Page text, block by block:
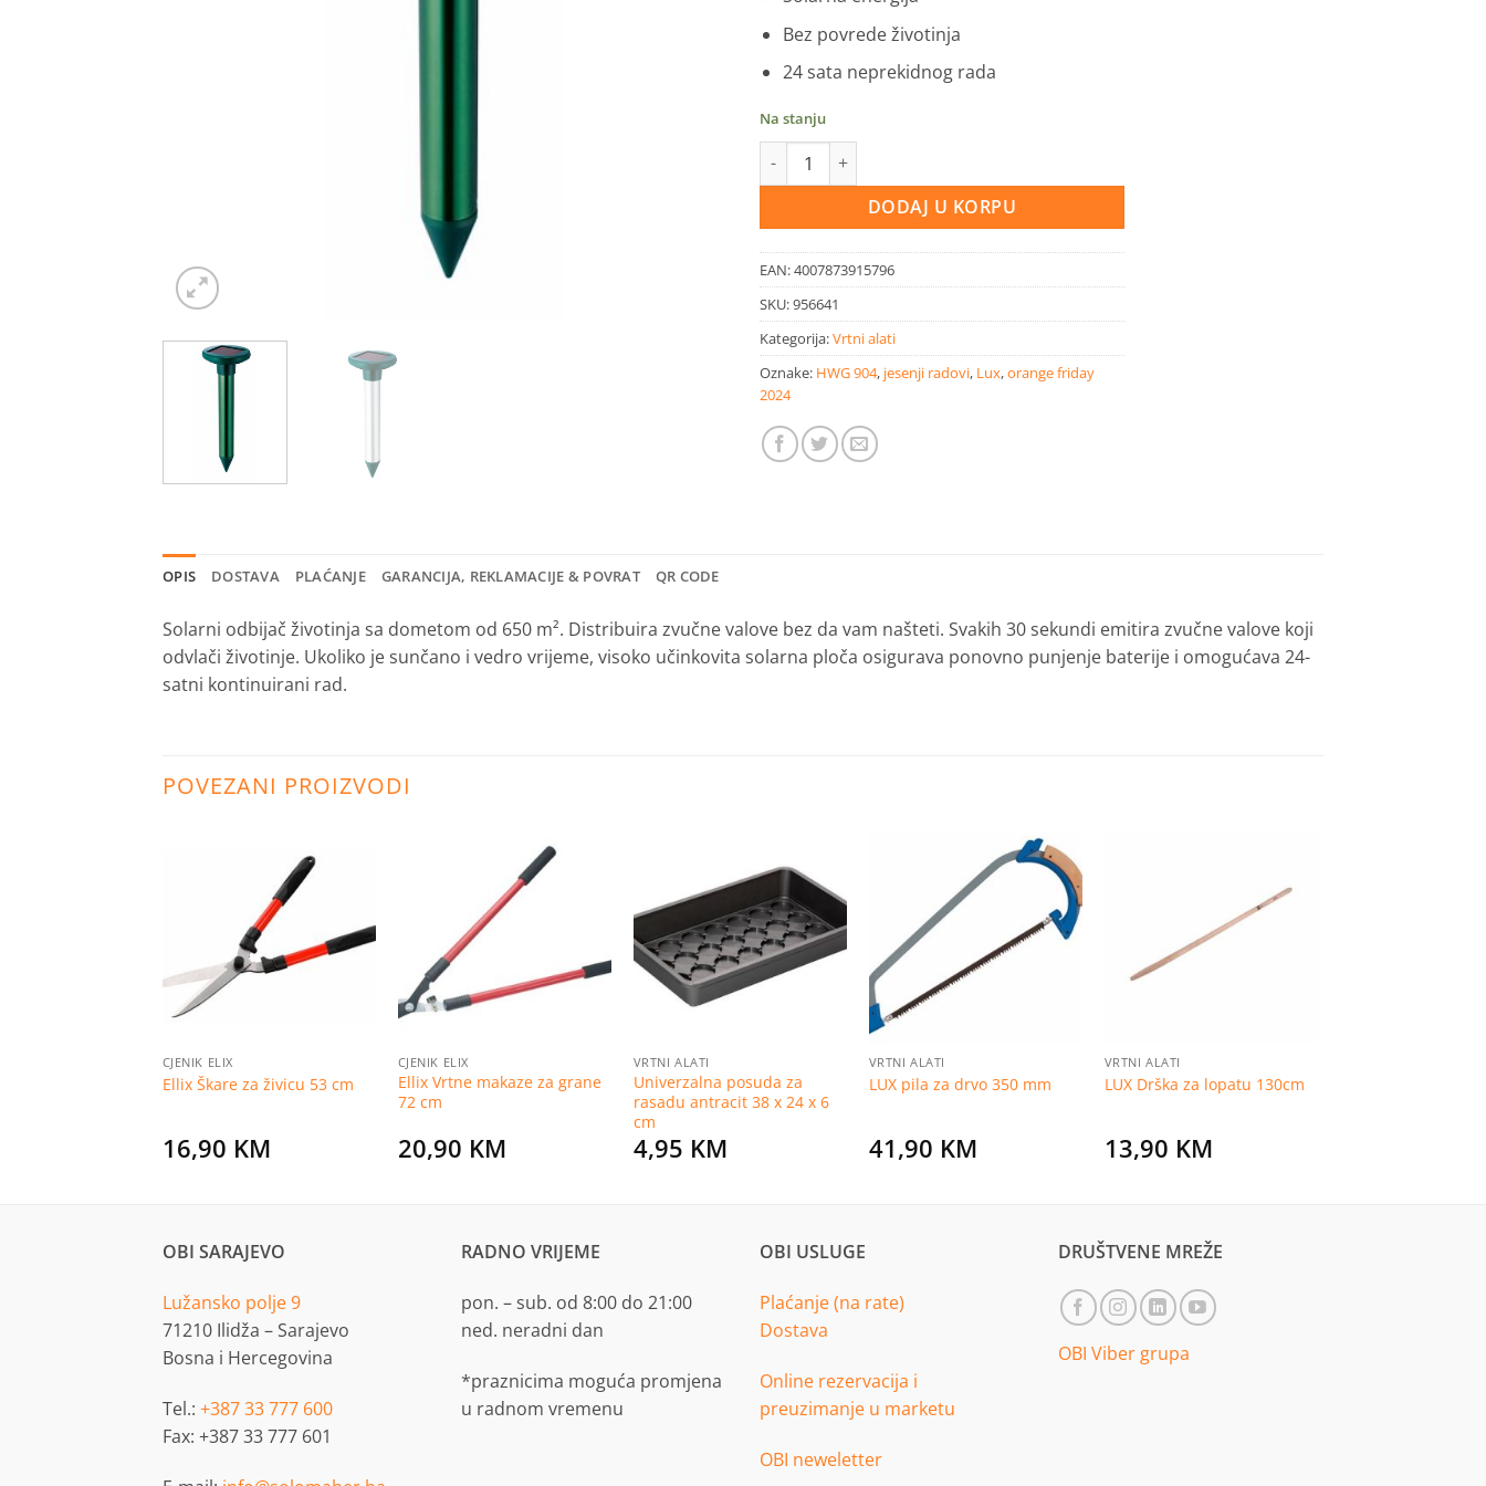
Bez povrede životinja
24 sata neprekidnog rada
Na stanju
LUX Solarni odbijač životinja količina
DODAJ U KORPU
EAN:4007873915796
SKU:956641
Kategorija:Vrtni alati
Oznake: HWG 904, jesenji radovi, Lux,orange friday
2024
OPIS DOSTAVA PLAĆANJE GARANCIJA, REKLAMACIJE & POVRAT QR CODE
Solarni odbijač životinja sa dometom od 650 m². Distribuira zvučne valove bez da vam našteti. Svakih 30 sekundi emitira zvučne valove koji
odvlači životinje. Ukoliko je sunčano i vedro vrijeme, visoko učinkovita solarna ploča osigurava ponovno punjenje baterije i omogućava 24-
satni kontinuirani rad.
POVEZANI PROIZVODI
želja
CJENIK ELIX
Ellix Škare za živicu 53 cm
16,90 KM
CJENIK ELIX
Ellix Vrtne makaze za grane
72 cm
20,90 KM
Dodaj
na
listu
želja
VRTNI ALATI
Univerzalna posuda za
rasadu antracit 38 x 24 x 6
cm
4,95 KM
Dodaj
na
listu
želja
VRTNI ALATI
LUX pila za drvo 350 mm
41,90 KM
Dodaj
na
VRTNI ALATI
LUX Drška za lopatu 130cm
13,90 KM
OBI SARAJEVO
Lužansko polje 9
71210 Ilidža – Sarajevo
Bosna i Hercegovina
Tel.: +387 33 777 600
Fax: +387 33 777 601
RADNO VRIJEME
pon. – sub. od 8:00 do 21:00
ned. neradni dan
*praznicima moguća promjena
u radnom vremenu
OBI USLUGE
Plaćanje (na rate)
Dostava
Online rezervacija i
preuzimanje u marketu
OBI neweletter
DRUŠTVENE MREŽE
OBI Viber grupa